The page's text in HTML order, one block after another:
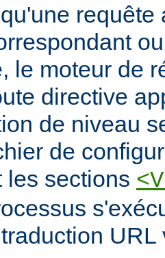
requête
le moteur de
directive
de niveau
de
les sections